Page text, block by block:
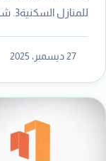
للمنازل السكنية3. شركة…
27 ديسمبر، 2025